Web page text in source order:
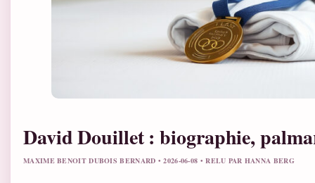
David Douillet : biographie,
MAXIME BENOIT DUBOIS BERNARD • 2026-06-08 • RELU PAR HANNA BERG